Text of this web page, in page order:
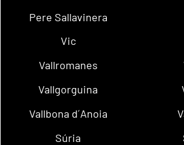
Pere Sallavinera
Vic
Vallromanes
Vallgorguina
Vallbona d´Anoia
Súria